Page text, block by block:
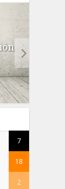
7
18
2